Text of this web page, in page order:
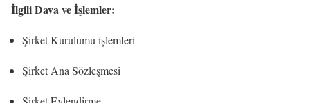
İlgili Dava ve İşlemler:
Şirket Kurulumu işlemleri
Şirket Ana Sözleşmesi